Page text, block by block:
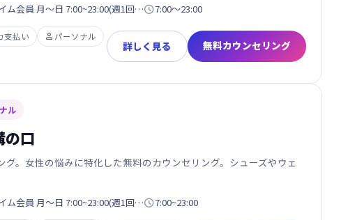
会員 月〜日 7:00~23:00(週1回…7:00〜23:00
支払い  パーソナル
詳しく見る 無料カウンセリング
ル
の口
グ。女性の悩みに特化した無料のカウンセリング。シューズやウェ
会員 月〜日 7:00~23:00(週1回…7:00~23:00